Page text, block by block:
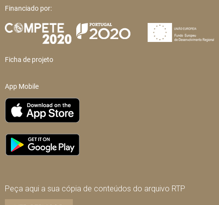
Financiado por:
Ficha de projeto
App Mobile
Peça aqui a sua cópia de conteúdos do arquivo RTP